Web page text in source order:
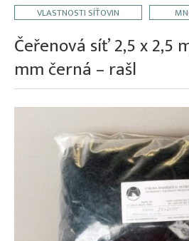
E-shop
O firmě
Kontakt
VLASTNOSTI SÍŤOVIN
Čeřenová síť 2,5 x 2,5
mm černá – rašl